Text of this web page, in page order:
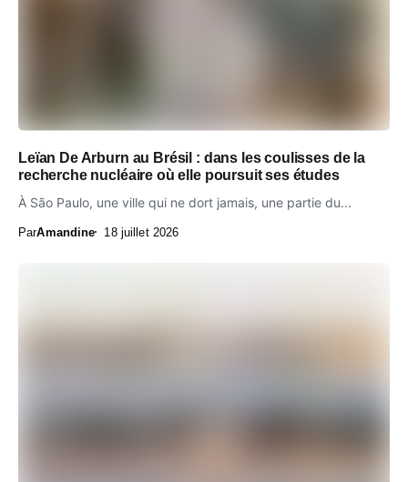
Leïan De Arburn au Brésil : dans les coulisses de la
recherche nucléaire où elle poursuit ses études
À São Paulo, une ville qui ne dort jamais, une partie du...
ParAmandine 18 juillet 2026